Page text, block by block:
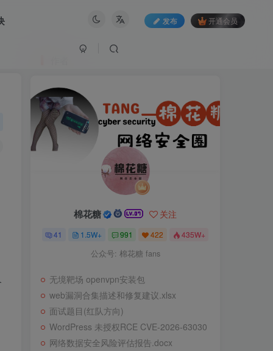
发布 开通会员
棉花糖 关注
41 1.5W+ 991 422 435W+
公众号: 棉花糖 fans
无境靶场 openvpn安装包
web漏洞合集描述和修复建议.xlsx
面试题目(红队方向)
WordPress 未授权RCE CVE-2026-63030
网络数据安全风险评估报告.docx